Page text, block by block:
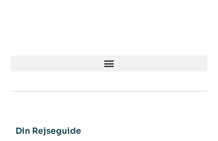
Din Rejseguide